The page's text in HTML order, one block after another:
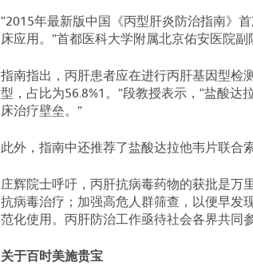
“2015年最新版中国《丙型肝炎防治指南》
床应用。”首都医科大学附属北京佑安医院
指南指出，丙肝患者应在进行丙肝基因型检
型，占比为56.8%1。”段教授表示，“盐酸
床治疗壁垒。”
此外，指南中还推荐了盐酸达拉他韦片联合
庄辉院士呼吁，丙肝抗病毒药物的获批是万
抗病毒治疗；加强高危人群筛查，以便早发
范化使用。丙肝防治工作亟待社会各界共同
关于百时美施贵宝